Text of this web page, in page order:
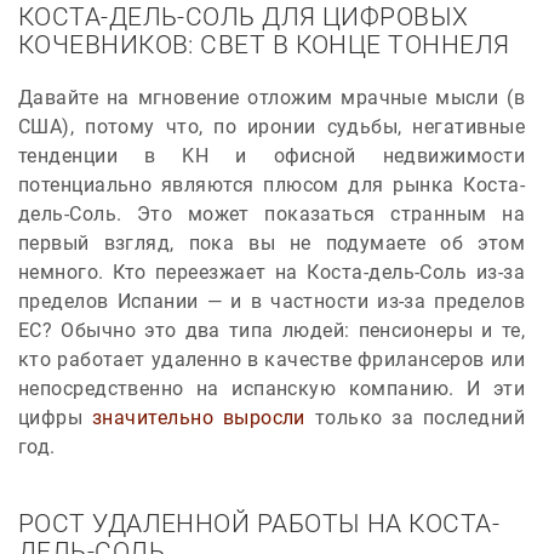
КОСТА-ДЕЛЬ-СОЛЬ ДЛЯ ЦИФРОВЫХ
КОЧЕВНИКОВ: СВЕТ В КОНЦЕ ТОННЕЛЯ
Давайте на мгновение отложим мрачные мысли (в
США), потому что, по иронии судьбы, негативные
тенденции в KH и офисной недвижимости
потенциально являются плюсом для рынка Коста-
дель-Соль. Это может показаться странным на
первый взгляд, пока вы не подумаете об этом
немного. Кто переезжает на Коста-дель-Соль из-за
пределов Испании — и в частности из-за пределов
ЕС? Обычно это два типа людей: пенсионеры и те,
кто работает удаленно в качестве фрилансеров или
непосредственно на испанскую компанию. И эти
цифрызначительно выросли только за последний
год.
РОСТ УДАЛЕННОЙ РАБОТЫ НА КОСТА-